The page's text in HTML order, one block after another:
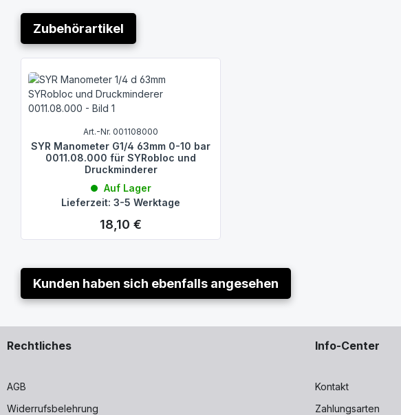
Zubehörartikel
Art.-Nr. 001108000
SYR Manometer G1/4 63mm 0-10 bar
0011.08.000 für SYRobloc und
Druckminderer
Auf Lager
Lieferzeit: 3-5 Werktage
Regulärer Preis:
18,10 €
Kunden haben sich ebenfalls angesehen
Rechtliches
AGB
Widerrufsbelehrung
Info-Center
Kontakt
Zahlungsarten